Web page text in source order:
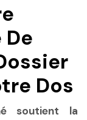
Dos
soutient la